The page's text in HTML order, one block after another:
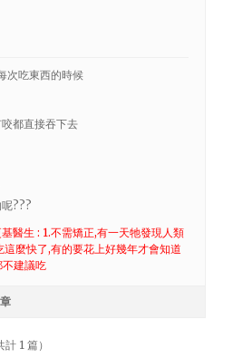
次吃東西的時候
都直接吞下去
???
醫生 : 1.不需矯正,有一天牠發現人類
麼快了,有的要花上好幾年才會知道
建議吃
1 篇）